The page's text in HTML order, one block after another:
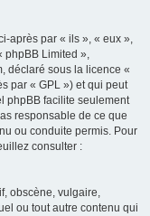
après par « ils », « eux »,
phpBB Limited »,
déclaré sous la licence «
par « GPL ») et qui peut
phpBB facilite seulement
responsable de ce que
ou conduite permis. Pour
consulter :
obscène, vulgaire,
ou tout autre contenu qui